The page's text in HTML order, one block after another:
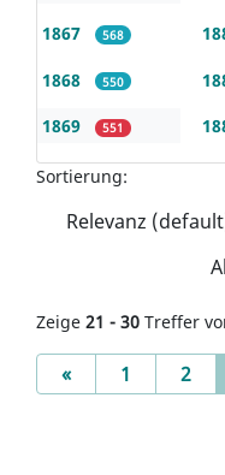
1867 568
1868 550
1869 551
Sortierung:
Zeige 21 - 30 Treffer
«Previous
1 2